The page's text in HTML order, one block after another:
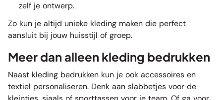
zelf je ontwerp.
Zo kun je altijd unieke kleding maken die perfect
aansluit bij jouw huisstijl of groep.
Meer dan alleen kleding bedrukken
Naast kleding bedrukken kun je ook accessoires en
textiel personaliseren. Denk aan slabbetjes voor de